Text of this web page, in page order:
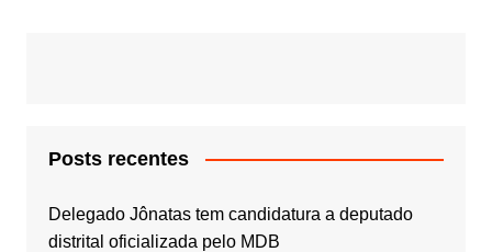
Posts recentes
Delegado Jônatas tem candidatura a deputado
distrital oficializada pelo MDB